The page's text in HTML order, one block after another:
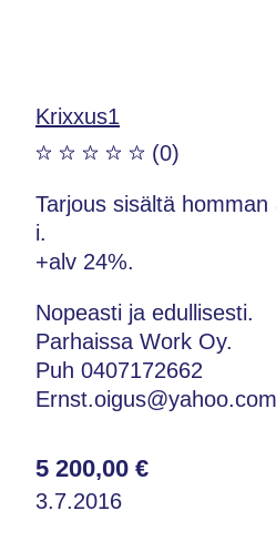
Krixxus1
(0)
Tarjous sisältä
i.
+alv 24%.
Nopeasti ja edullisesti.
Parhaissa Work Oy.
Puh 0407172662
Ernst.oigus@yahoo.com
5 200,00 €
3.7.2016